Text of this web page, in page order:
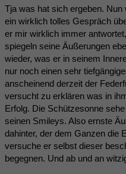
Tja was hat sich ergeben.
ein wirklich tolles Gespräch
er mir wirklich immer
spiegeln seine Äußerungen
wieder, was er in seinem
nur noch einen sehr
anscheinend derzeit der
versucht zu erklären was in
Erfolg. Die Schützesonne
seinen Smileys. Also ernste
dahinter, der dem Ganzen die
versuche er selbst dieser
begegnen. Und ab und an